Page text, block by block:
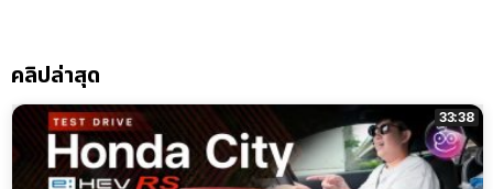
คลิปล่าสุด
33:38